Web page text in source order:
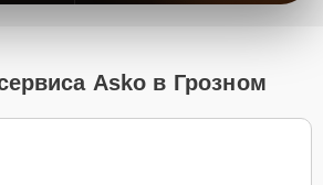
Asko в Грозном